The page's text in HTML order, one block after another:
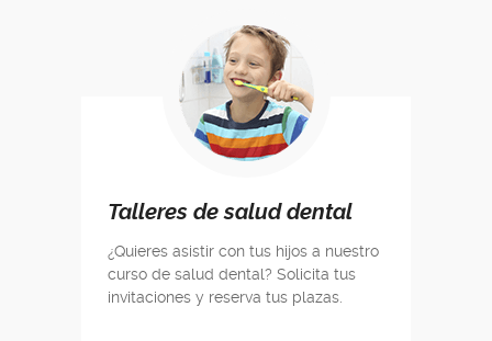
Talleres de salud dental
¿Quieres asistir con tus hijos a nuestro
curso de salud dental? Solicita tus
invitaciones y reserva tus plazas.